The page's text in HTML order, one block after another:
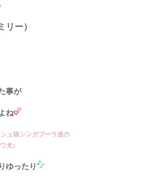
ー）
事が
ね
ゆったり